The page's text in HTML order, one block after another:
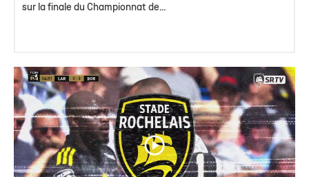
sur la finale du Championnat de...